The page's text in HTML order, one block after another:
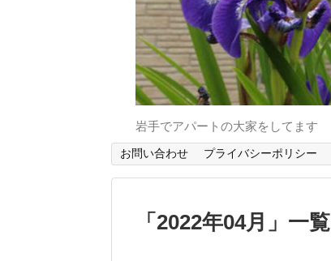
岩手でアパートの大家をしてます
お問い合わせ プライバシーポリシー
「 2022年04月 」 一覧